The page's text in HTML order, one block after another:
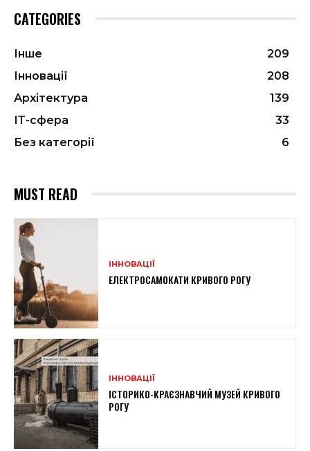
CATEGORIES
Інше
209
Інновації
208
Архітектура
139
ІТ-сфера
33
Без категорії
6
MUST READ
ІННОВАЦІЇ
ЕЛЕКТРОСАМОКАТИ КРИВОГО РОГУ
ІННОВАЦІЇ
ІСТОРИКО-КРАЄЗНАВЧИЙ МУЗЕЙ КРИВОГО
РОГУ